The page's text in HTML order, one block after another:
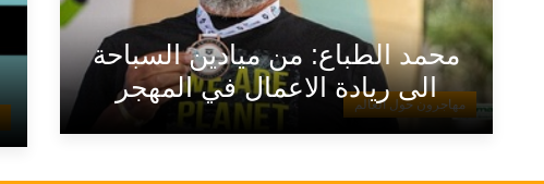
مهاجرون حول العالم
محمد الطباع: من ميادين السباحة
الى ريادة الاعمال في المهجر